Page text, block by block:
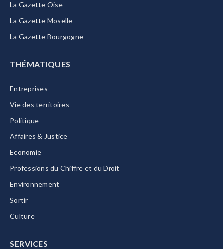
La Gazette Oise
La Gazette Moselle
La Gazette Bourgogne
THÉMATIQUES
Entreprises
Vie des territoires
Politique
Affaires & Justice
Economie
Professions du Chiffre et du Droit
Environnement
Sortir
Culture
SERVICES